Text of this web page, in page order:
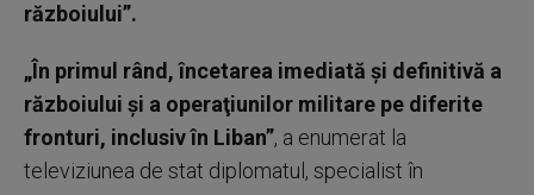
războiului”.
„În primul rând, încetarea imediată şi definitivă a
războiului şi a operaţiunilor militare pe diferite
fronturi, inclusiv în Liban”, a enumerat la
televiziunea de stat diplomatul, specialist în